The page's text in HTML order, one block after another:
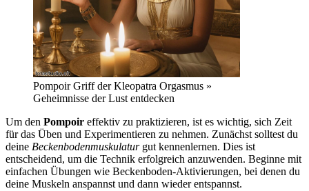
Pompoir Griff der Kleopatra Orgasmus »
Geheimnisse der Lust entdecken
Um den Pompoir effektiv zu praktizieren, ist es wichtig, sich Zeit
für das Üben und Experimentieren zu nehmen. Zunächst solltest du
deine Beckenbodenmuskulaturgut kennenlernen. Dies ist
entscheidend, um die Technik erfolgreich anzuwenden. Beginne mit
einfachen Übungen wie Beckenboden-Aktivierungen, bei denen du
deine Muskeln anspannst und dann wieder entspannst.